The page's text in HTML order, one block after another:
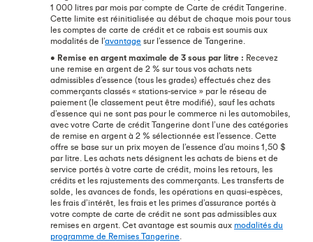
1 000 litres par mois par compte de Carte de crédit Tangerine.
Cette limite est réinitialisée au début de chaque mois pour tous
les comptes de carte de crédit et ce rabais est soumis aux
modalités de l’avantage sur l’essence de Tangerine.
• Remise en argent maximale de 3 sous par litre : Recevez
une remise en argent de 2 % sur tous vos achats nets
admissibles d’essence (tous les grades) effectués chez des
commerçants classés « stations-service » par le réseau de
paiement (le classement peut être modifié), sauf les achats
d’essence qui ne sont pas pour le commerce ni les automobiles,
avec votre Carte de crédit Tangerine dont l’une des catégories
de remise en argent à 2 % sélectionnée est l’essence. Cette
offre se base sur un prix moyen de l’essence d’au moins 1,50 $
par litre. Les achats nets désignent les achats de biens et de
service portés à votre carte de crédit, moins les retours, les
crédits et les rajustements des commerçants. Les transferts de
solde, les avances de fonds, les opérations en quasi-espèces,
les frais d’intérêt, les frais et les primes d’assurance portés à
votre compte de carte de crédit ne sont pas admissibles aux
remises en argent. Cet avantage est soumis aux modalités du
programme de Remises Tangerine